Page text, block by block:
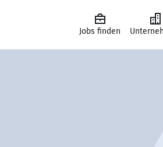
Jobs finden